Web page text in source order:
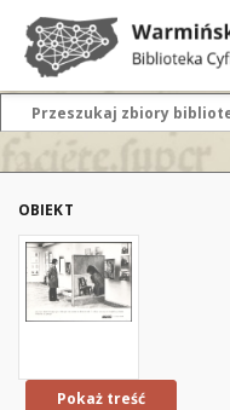
OBIEKT
Pokaż treść